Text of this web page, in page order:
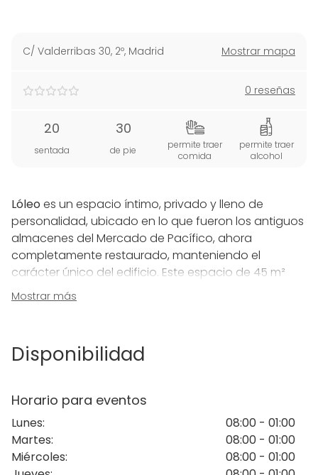
C/ Valderribas 30, 2º, Madrid Mostrar mapa
0 reseñas
20
sentada
30
de pie
permite traer
comida
permite traer
alcohol
Lóleo es un espacio íntimo, privado y lleno de
personalidad, ubicado en lo que fueron los antiguos
almacenes del Mercado de Pacífico, ahora
completamente restaurado, manteniendo el
carácter único del edificio. Este espacio de 45 m²
cuenta con dos zonas claramente diferenciadas:
una cocina profesional y un comedor acogedor.
workshops y actividades de team building. No está
bajo la supervisión del equipo profesional de
garantizando una experiencia culinaria exclusiva y
de alta calidad.
El comedor, que alberga una elegante mesa imperial
Mostrar más
Disponibilidad
Horario para eventos
Lunes:
08:00 - 01:00
Martes:
08:00 - 01:00
Miércoles:
08:00 - 01:00